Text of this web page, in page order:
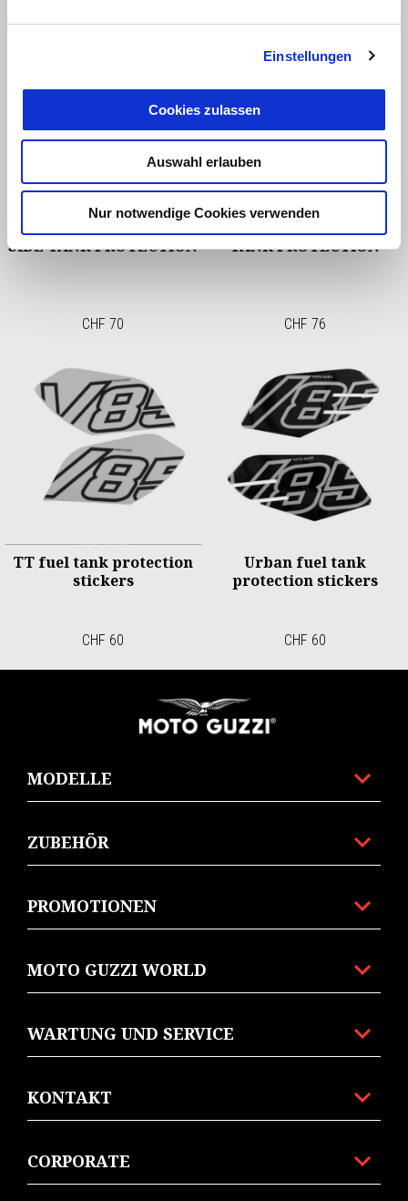
Einstellungen
Cookies zulassen
Auswahl erlauben
Nur notwendige Cookies verwenden
SIDE TANK PROTECTION
CHF 70
TANK PROTECTION
CHF 76
TT fuel tank protection
stickers
CHF 60
Urban fuel tank
protection stickers
CHF 60
MODELLE
ZUBEHÖR
PROMOTIONEN
MOTO GUZZI WORLD
WARTUNG UND SERVICE
KONTAKT
CORPORATE